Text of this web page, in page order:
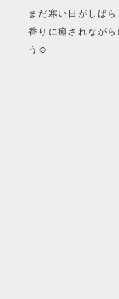
まだ寒い日がしば
香りに癒されなが
う☺︎